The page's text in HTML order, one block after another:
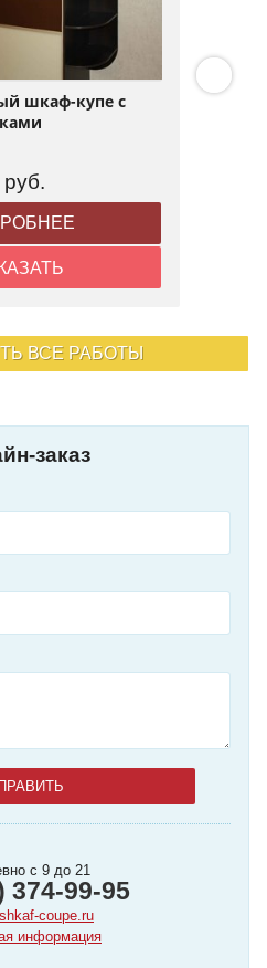
шкаф-купе с
руб.
ВСЕ РАБОТЫ
заказ
с 9 до 21
374-99-95
coupe.ru
информация